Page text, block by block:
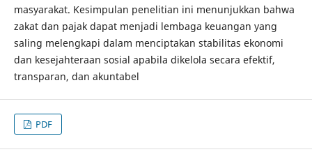
masyarakat. Kesimpulan penelitian ini menunjukkan bahwa
zakat dan pajak dapat menjadi lembaga keuangan yang
saling melengkapi dalam menciptakan stabilitas ekonomi
dan kesejahteraan sosial apabila dikelola secara efektif,
transparan, dan akuntabel
PDF